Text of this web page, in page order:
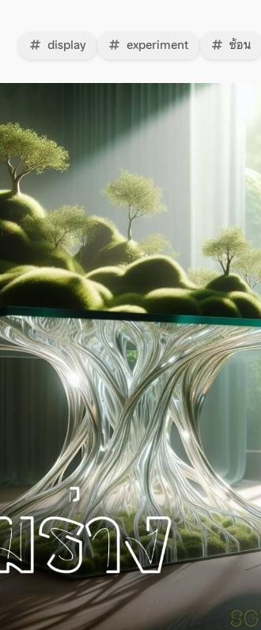
display experiment ซ้อน